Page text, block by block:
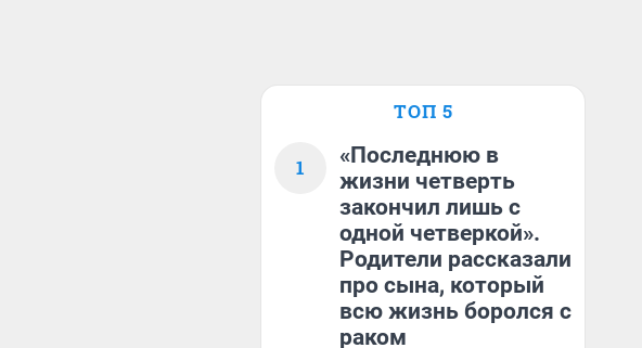
ТОП 5
1
«Последнюю в
жизни четверть
закончил лишь с
одной четверкой».
Родители рассказали
про сына, который
всю жизнь боролся с
раком